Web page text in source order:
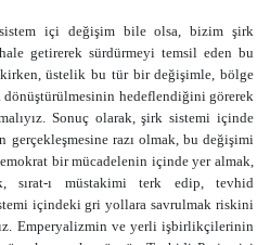
içi değişim bile olsa, bizim şirk
getirerek sürdürmeyi temsil eden bu
üstelik bu tür bir değişimle, bölge
dönüştürülmesinin hedeflendiğini görerek
Sonuç olarak, şirk sistemi içinde
razı olmak, bu değişimi
bir mücadelenin içinde yer almak,
sırat-ı müstakimi terk edip, tevhid
içindeki gri yollara savrulmak riskini
Emperyalizmin ve yerli işbirlikçilerinin